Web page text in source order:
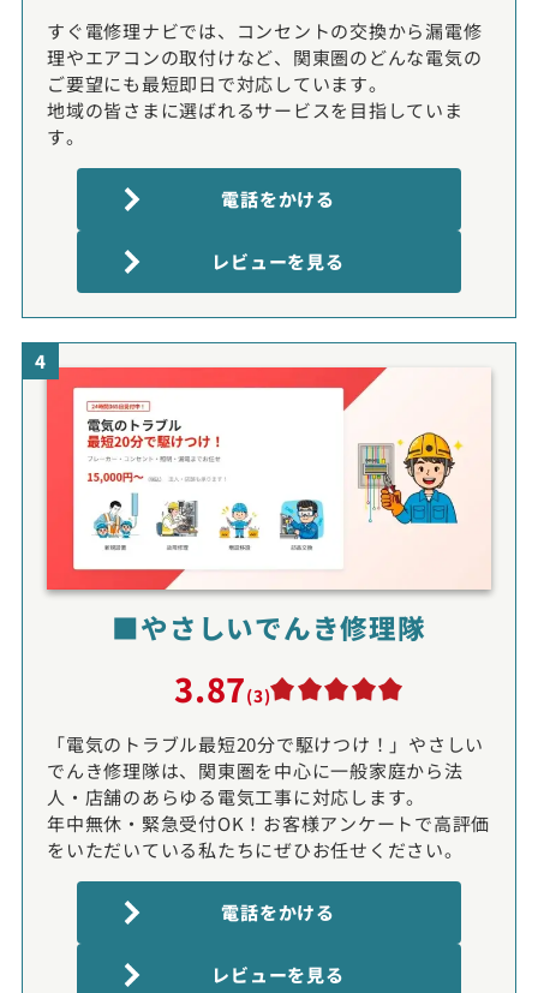
すぐ電修理ナビでは、コンセントの交換から漏電修
理やエアコンの取付けなど、関東圏のどんな電気の
ご要望にも最短即日で対応しています。
地域の皆さまに選ばれるサービスを目指していま
す。
電話をかける
レビューを見る
4
■やさしいでんき修理隊
3.87(3)
「電気のトラブル最短20分で駆けつけ！」やさしい
でんき修理隊は、関東圏を中心に一般家庭から法
人・店舗のあらゆる電気工事に対応します。
年中無休・緊急受付OK！お客様アンケートで高評価
をいただいている私たちにぜひお任せください。
電話をかける
レビューを見る